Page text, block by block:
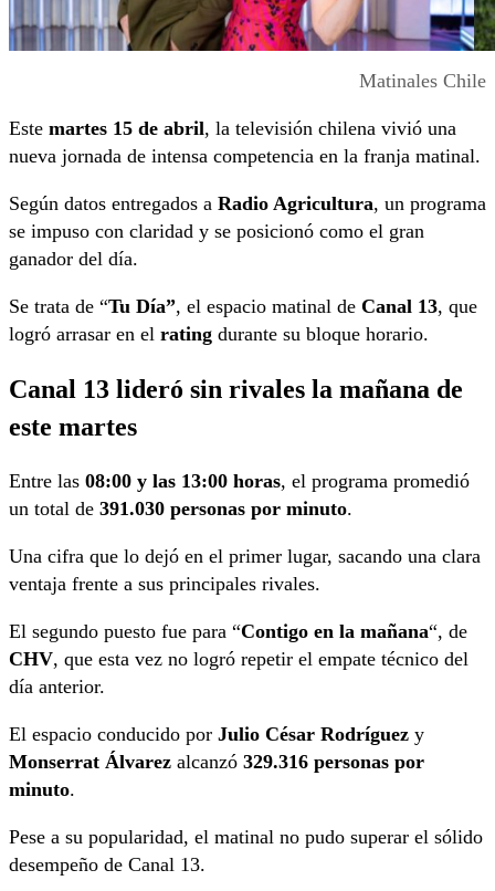
Matinales Chile
Este martes 15 de abril, la televisión chilena vivió una
nueva jornada de intensa competencia en la franja matinal.
Según datos entregados a Radio Agricultura, un programa
se impuso con claridad y se posicionó como el gran
ganador del día.
Se trata de “Tu Día”, el espacio matinal de Canal 13, que
logró arrasar en el rating durante su bloque horario.
Canal 13 lideró sin rivales la mañana de
este martes
Entre las 08:00 y las 13:00 horas, el programa promedió
un total de 391.030 personas por minuto.
Una cifra que lo dejó en el primer lugar, sacando una clara
ventaja frente a sus principales rivales.
El segundo puesto fue para “Contigo en la mañana“, de
CHV, que esta vez no logró repetir el empate técnico del
día anterior.
El espacio conducido por Julio César Rodríguez y
Monserrat Álvarez alcanzó 329.316 personas por
minuto.
Pese a su popularidad, el matinal no pudo superar el sólido
desempeño de Canal 13.